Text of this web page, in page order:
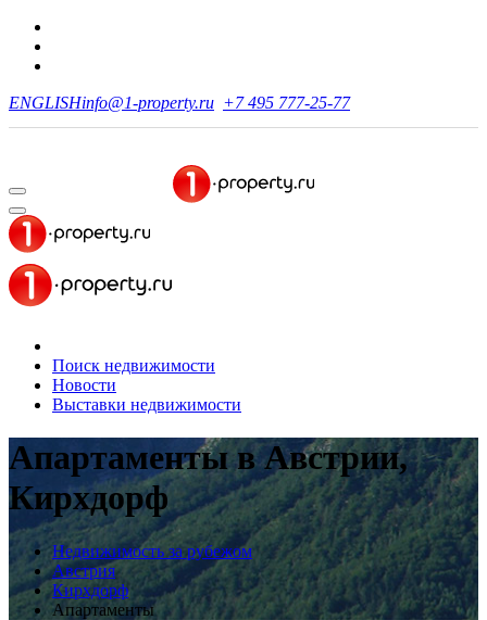
ENGLISHinfo@1-property.ru +7 495 777-25-77
Поиск недвижимости
Новости
Выставки недвижимости
Апартаменты в Австрии,
Кирхдорф
Недвижимость за рубежом
Австрия
Кирхдорф
Апартаменты